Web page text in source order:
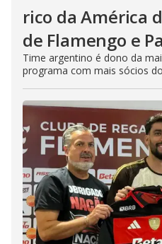
rico da América
de Flamengo e
Time argentino é dono da
programa com mais sócios